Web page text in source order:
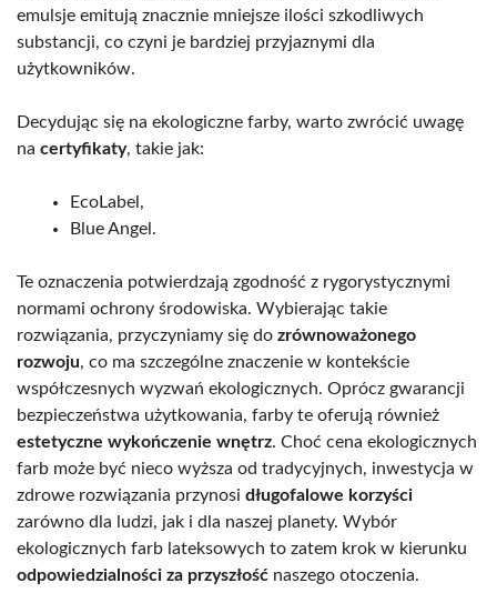
emulsje emitują znacznie mniejsze ilości szkodliwych
substancji, co czyni je bardziej przyjaznymi dla
użytkowników.
Decydując się na ekologiczne farby, warto zwrócić uwagę
na certyfikaty, takie jak:
EcoLabel,
Blue Angel.
Te oznaczenia potwierdzają zgodność z rygorystycznymi
normami ochrony środowiska. Wybierając takie
rozwiązania, przyczyniamy się do zrównoważonego
rozwoju, co ma szczególne znaczenie w kontekście
współczesnych wyzwań ekologicznych. Oprócz gwarancji
bezpieczeństwa użytkowania, farby te oferują również
estetyczne wykończenie wnętrz. Choć cena ekologicznych
farb może być nieco wyższa od tradycyjnych, inwestycja w
zdrowe rozwiązania przynosi długofalowe korzyści
zarówno dla ludzi, jak i dla naszej planety. Wybór
ekologicznych farb lateksowych to zatem krok w kierunku
odpowiedzialności za przyszłość naszego otoczenia.